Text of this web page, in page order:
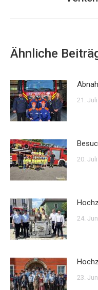
Ähnliche
21.
20.
24.
23.